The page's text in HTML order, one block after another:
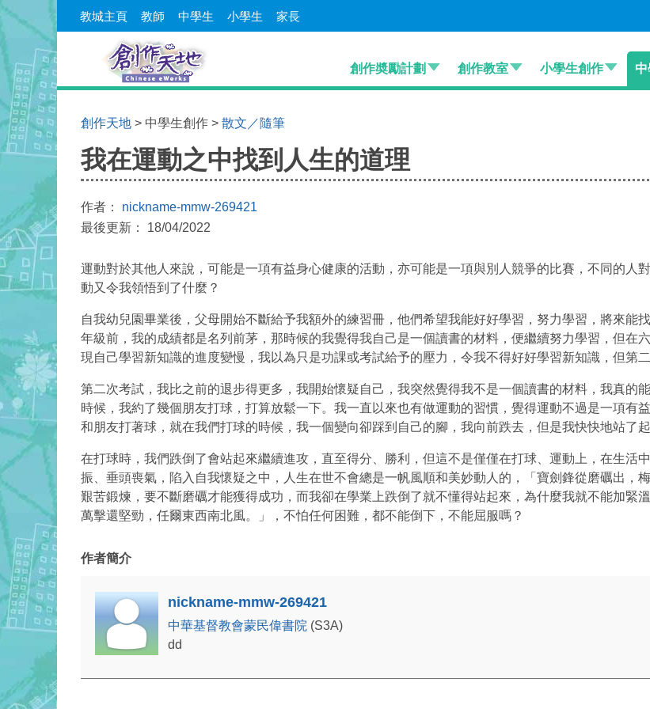
教城主頁 教師 中學生 小學生 家長
創作奬勵計劃 創作教室 小學生創作
創作天地 > 中學生創作 > 散文／隨筆
我在運動之中找到人生的道理
作者： nickname-mmw-269421
最後更新： 18/04/2022
運動對於其他人來說，可能是一項有益身心健康的活動，亦可能是一項與別人競爭的比賽，不同的人
動又令我領悟到了什麼？
自我幼兒園畢業後，父母開始不斷給予我額外的練習冊，他們希望我能好好學習，努力學習，將來能
年級前，我的成績都是名列前茅，那時候的我覺得我自己是一個讀書的材料，便繼續努力學習，但在
現自己學習新知識的進度變慢，我以為只是功課或考試給予的壓力，令我不得好好學習新知識，但第
第二次考試，我比之前的退步得更多，我開始懷疑自己，我突然覺得我不是一個讀書的材料，我真的
時候，我約了幾個朋友打球，打算放鬆一下。我一直以來也有做運動的習慣，覺得運動不過是一項有
和朋友打著球，就在我們打球的時候，我一個變向卻踩到自己的腳，我向前跌去，但是我快快地站了
在打球時，我們跌倒了會站起來繼續進攻，直至得分、勝利，但這不是僅僅在打球、運動上，在生活
振、垂頭喪氣，陷入自我懷疑之中，人生在世不會總是一帆風順和美妙動人的，「寶劍鋒從磨礪出，
艱苦鍛煉，要不斷磨礪才能獲得成功，而我卻在學業上跌倒了就不懂得站起來，為什麼我就不能加
萬擊還堅勁，任爾東西南北風。」，不怕任何困難，都不能倒下，不能屈服嗎？
作者簡介
nickname-mmw-269421
中華基督教會蒙民偉書院 (S3A)
dd